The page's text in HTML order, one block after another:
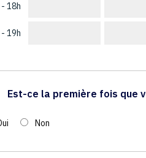
18h
19h
Est-ce la première fois que
Non